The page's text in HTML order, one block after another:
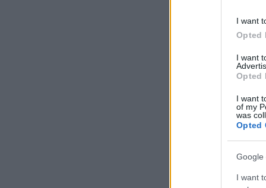
I want
Opted
I want
Opted
I want
of my
was
Opted
Google
I want